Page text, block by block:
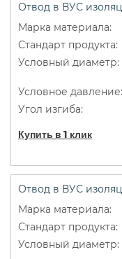
Отвод в ВУС
Купить в 1 клик
Отвод в ВУС